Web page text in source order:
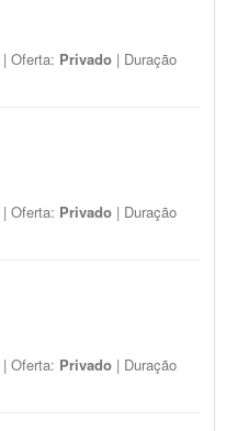
| Oferta: Privado | Duração
| Oferta: Privado | Duração
| Oferta: Privado | Duração